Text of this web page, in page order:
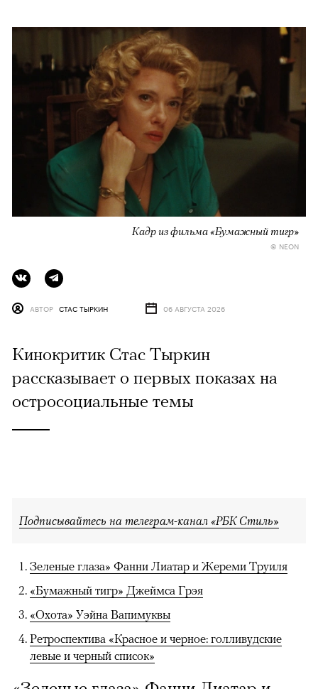
Кадр из фильма «Бумажный тигр»
© NEON
АВТОР СТАС ТЫРКИН 06 АВГУСТА 2026
Кинокритик Стас Тыркин
рассказывает о первых показах на
остросоциальные темы
Подписывайтесь на телеграм-канал «РБК Стиль»
Зеленые глаза» Фанни Лиатар и Жереми Труиля
«Бумажный тигр» Джеймса Грэя
«Охота» Уэйна Вапимуквы
Ретроспектива «Красное и черное: голливудские
левые и черный список»